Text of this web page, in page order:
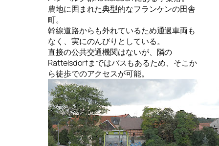
農地に囲まれた典型的なフランケンの田舎
町。
幹線道路からも外れているため通過車両も
なく、実にのんびりとしている。
直接の公共交通機関はないが、隣の
Rattelsdorfまではバスもあるため、そこか
ら徒歩でのアクセスが可能。